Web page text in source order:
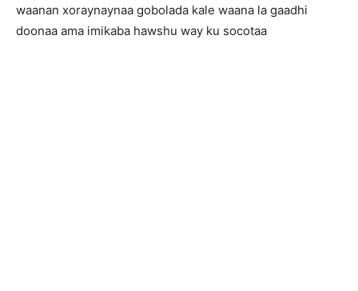
waanan xoraynaynaa gobolada kale waana la gaadhi
doonaa ama imikaba hawshu way ku socotaa